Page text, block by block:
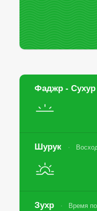
Фаджр - Сухур
Шурук
Зухр Время